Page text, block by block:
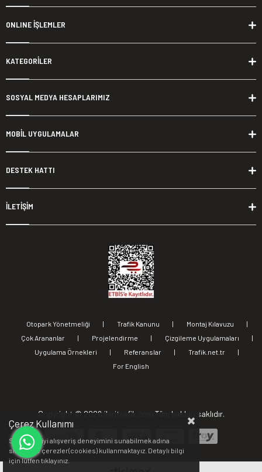
ONLINE İŞLEMLER
KATEGORİLER
SOSYAL MEDYA HESAPLARIMIZ
MOBİL UYGULAMALAR
DESTEK HATTI
İLETİŞİM
Otopark Yönetmeliği | Trafik Kanunu | Montaj Kılavuzu
|
Çok Arananlar
| Projelendirme | Çizgileme Uygulamaları
|
Uygulama Örnekleri
| Referanslar | Trafik.net.tr
|
For English
Copyright © 2026 ileritrafik.com Tüm hakları saklıdır.
Çerez Kullanımı
Sizlere en iyi alışveriş deneyimini sunabilmek adına
sitemizde çerezler(cookies) kullanmaktayız. Detaylı bilgi
için lütfen tıklayınız.